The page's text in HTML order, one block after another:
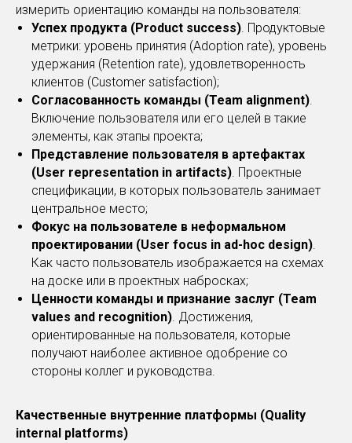
измерить ориентацию команды на пользователя:
Успех продукта (Product success). Продуктовые
метрики: уровень принятия (Adoption rate), уровень
удержания (Retention rate), удовлетворенность
клиентов (Customer satisfaction);
Согласованность команды (Team alignment).
Включение пользователя или его целей в такие
элементы, как этапы проекта;
Представление пользователя в артефактах
(User representation in artifacts). Проектные
спецификации, в которых пользователь занимает
центральное место;
Фокус на пользователе в неформальном
проектировании (User focus in ad-hoc design).
Как часто пользователь изображается на схемах
на доске или в проектных набросках;
Ценности команды и признание заслуг (Team
values and recognition). Достижения,
ориентированные на пользователя, которые
получают наиболее активное одобрение со
стороны коллег и руководства.
Качественные внутренние платформы (Quality
internal platforms)